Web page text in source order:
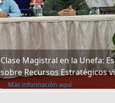
Clase Magistral en la Unefa:
sobre Recursos Estratégicos
Más información aquí